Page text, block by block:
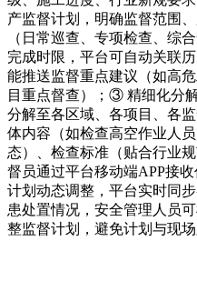
产监督计划，明确监督范围
（日常巡查、专项检查、综
完成时限，平台可自动关联
能推送监督重点建议（如高
目重点督查）；③ 精细化分
分解至各区域、各项目、各
体内容（如检查高空作业人
态）、检查标准（贴合行业
督员通过平台移动端APP接
计划动态调整，平台实时同
患处置情况，安全管理人员
整监督计划，避免计划与现